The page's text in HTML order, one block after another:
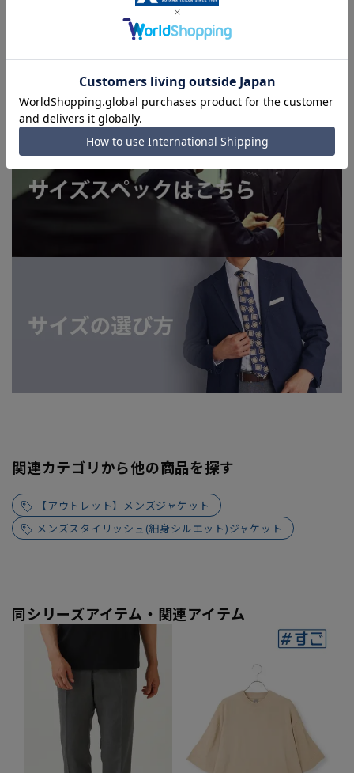
上、ご注文いただいたタイミングにより欠品が発生し、ご注文
を完了できない場合がございます。予めご了承ください。
関連カテゴリから他の商品を探す
【アウトレット】メンズジャケット
メンズスタイリッシュ(細身シルエット)ジャケット
同シリーズアイテム・関連アイテム